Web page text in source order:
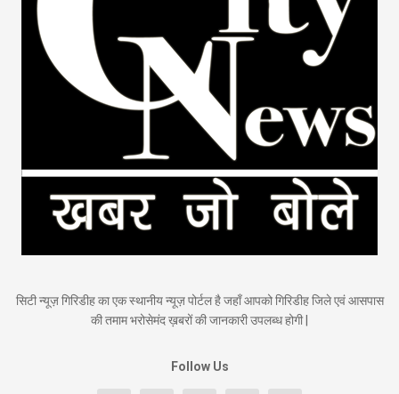
सिटी न्यूज़ गिरिडीह का एक स्थानीय न्यूज़ पोर्टल है जहाँ आपको गिरिडीह जिले एवं आसपास
की तमाम भरोसेमंद ख़बरों की जानकारी उपलब्ध होगी |
Follow Us